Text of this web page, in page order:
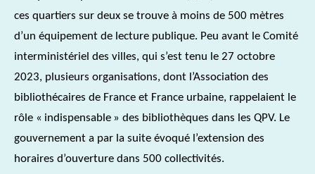
ces quartiers sur deux se trouve à moins de 500 mètres
d’un équipement de lecture publique. Peu avant le Comité
interministériel des villes, qui s’est tenu le 27 octobre
2023, plusieurs organisations, dont l’Association des
bibliothécaires de France et France urbaine, rappelaient le
rôle « indispensable » des bibliothèques dans les QPV. Le
gouvernement a par la suite évoqué l’extension des
horaires d’ouverture dans 500 collectivités.